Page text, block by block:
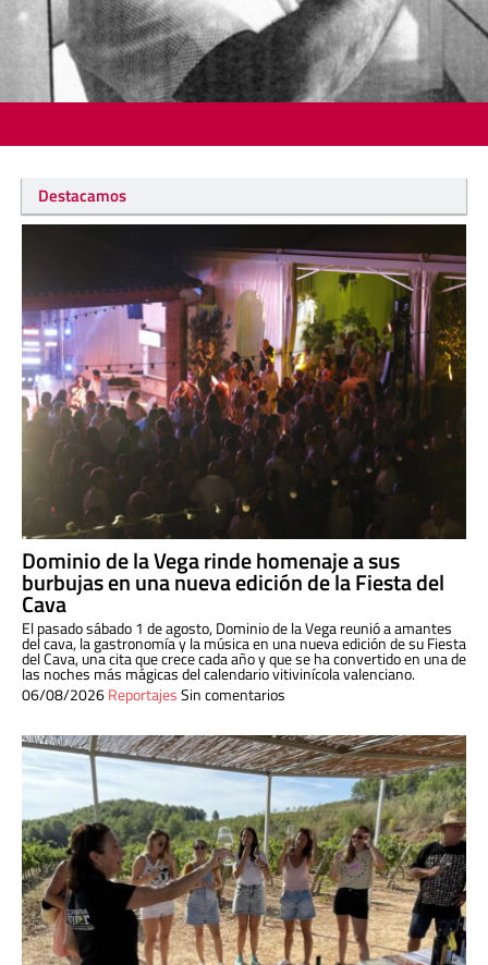
Destacamos
Dominio de la Vega rinde homenaje a sus
burbujas en una nueva edición de la Fiesta del
Cava
El pasado sábado 1 de agosto, Dominio de la Vega reunió a amantes
del cava, la gastronomía y la música en una nueva edición de su Fiesta
del Cava, una cita que crece cada año y que se ha convertido en una de
las noches más mágicas del calendario vitivinícola valenciano.
06/08/2026ReportajesSin comentarios